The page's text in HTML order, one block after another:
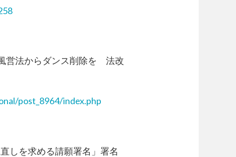
営法からダンス削除を 法改
post_8964/index.php
しを求める請願署名」署名